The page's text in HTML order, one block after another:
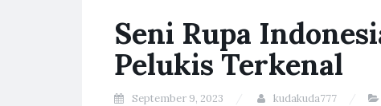
Seni Rupa
Pelukis Terkenal
September 9, 2023 kudakuda777